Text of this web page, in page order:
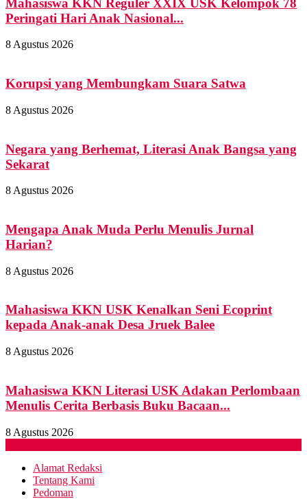
Peringati Hari Anak Nasional...
8 Agustus 2026
Korupsi yang Membungkam Suara Satwa
8 Agustus 2026
Negara yang Berhemat, Literasi Anak Bangsa yang
Sekarat
8 Agustus 2026
Mengapa Anak Muda Perlu Menulis Jurnal
Harian?
8 Agustus 2026
Mahasiswa KKN USK Kenalkan Seni Ecoprint
kepada Anak-anak Desa Jruek Balee
8 Agustus 2026
Mahasiswa KKN Literasi USK Adakan Perlombaan
Menulis Cerita Berbasis Buku Bacaan...
8 Agustus 2026
Alamat Redaksi
Tentang Kami
Pedoman